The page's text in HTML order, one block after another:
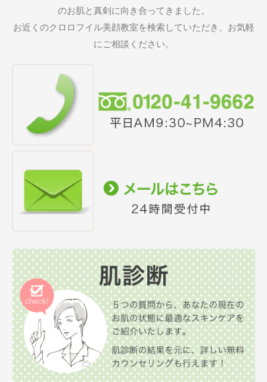
のお肌と真剣に向き合ってきました。
お近くのクロロフイル美顔教室を検索していただき、お気軽
にご相談ください。